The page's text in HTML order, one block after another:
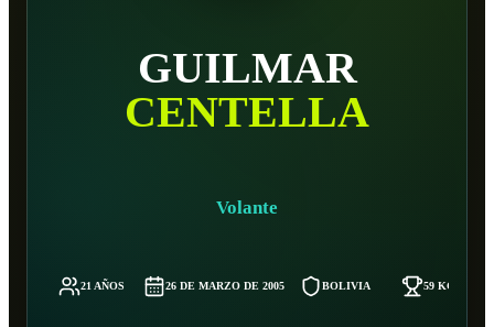
GUILMAR
CENTELLA
Volante
21 AÑOS 26 DE MARZO DE 2005 BOLIVIA 59 KG